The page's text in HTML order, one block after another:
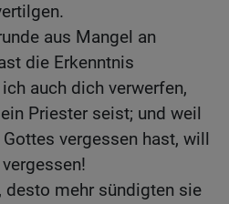
aus Mangel an
die Erkenntnis
auch dich verwerfen,
Priester seist; und weil
vergessen hast, will
desto mehr sündigten sie